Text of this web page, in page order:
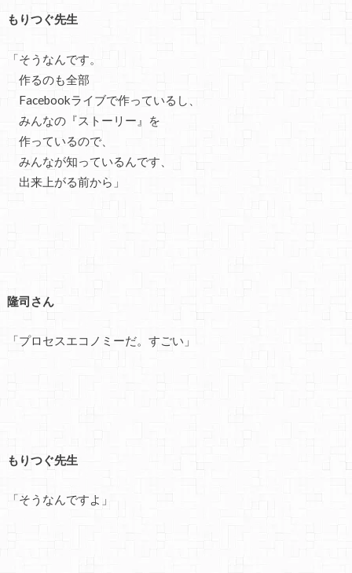
もりつぐ先生
「そうなんです。
作るのも全部
Facebookライブで作っているし、
みんなの『ストーリー』を
作っているので、
みんなが知っているんです、
出来上がる前から」
隆司さん
「プロセスエコノミーだ。すごい」
もりつぐ先生
「そうなんですよ」